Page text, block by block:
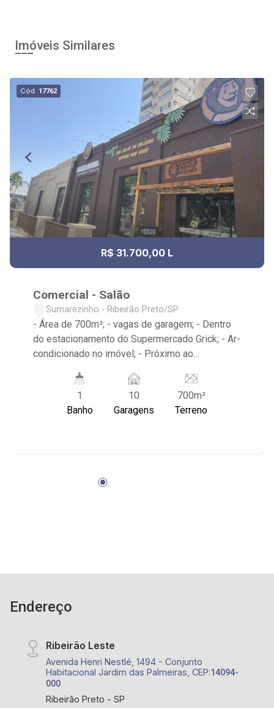
Imóveis Similares
Cód. 17762
R$ 31.700,00 L
Comercial - Salão
Sumarezinho - Ribeirão Preto/SP
- Área de 700m²; - vagas de garagem; - Dentro
do estacionamento do Supermercado Grick; - Ar-
condicionado no imóvel; - Próximo ao
Avenida Antônio e Helena Zerrener;
1
Banho
10
Garagens
700m²
Terreno
Endereço
Ribeirão Leste
Avenida Henri Nestlé, 1494 - Conjunto
Habitacional Jardim das Palmeiras, CEP:14094-
000
Ribeirão Preto - SP